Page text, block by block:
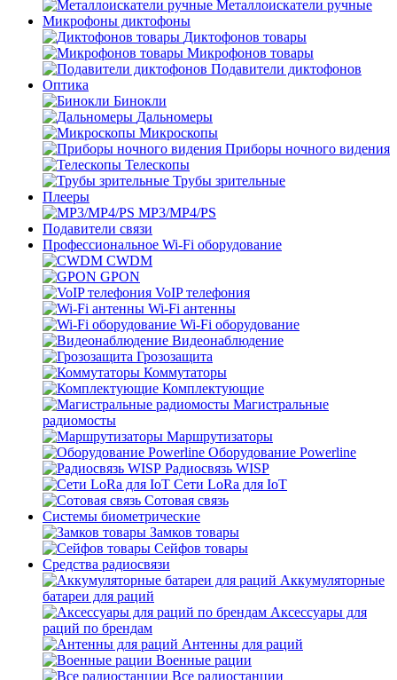
Металлоискатели ручные
Микрофоны диктофоны
Диктофонов товары
Микрофонов товары
Подавители диктофонов
Оптика
Бинокли
Дальномеры
Микроскопы
Приборы ночного видения
Телескопы
Трубы зрительные
Плееры
MP3/MP4/PS
Подавители связи
Профессиональное Wi-Fi оборудование
CWDM
GPON
VoIP телефония
Wi-Fi антенны
Wi-Fi оборудование
Видеонаблюдение
Грозозащита
Коммутаторы
Комплектующие
Магистральные
радиомосты
Маршрутизаторы
Оборудование Powerline
Радиосвязь WISP
Сети LoRa для IoT
Сотовая связь
Системы биометрические
Замков товары
Сейфов товары
Средства радиосвязи
Аккумуляторные
батареи для раций
Аксессуары для
раций по брендам
Антенны для раций
Военные рации
Все радиостанции